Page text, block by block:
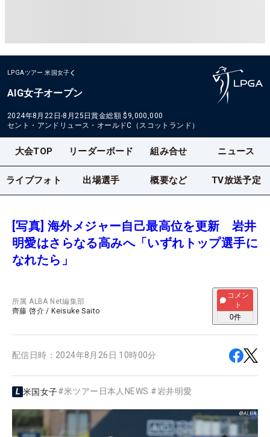
LPGAツアー 米国女子
AIG女子オープン
2024年8月22日-8月25日賞金総額 $9,000,000
セント・アンドリュース・オールドC（スコットランド）
大会TOP リーダーボード 組み合せ ニュース
ライブフォト 出場選手 概要など TV放送予定
[写真] 海外メジャー自己最高位を更新 岩井
明愛はさらなる高みへ「いずれトップ選手に
なれたら」
所属ALBA Net編集部
齊藤 啓介 / Keisuke Saito
コメン
ト
0件
配信日時： 2024年8月26日 10時00分
米国女子#米ツアー日本人NEWS #岩井明愛